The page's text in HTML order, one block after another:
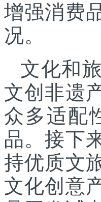
增强消费
况。
文化和
文创非遗
众多适配
品。接下
持优质文
文化创意